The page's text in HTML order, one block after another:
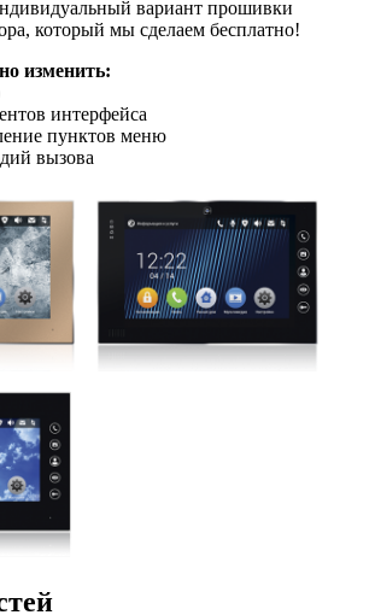
вариант прошивки
который мы сделаем бесплатно!
изменить:
интерфейса
пунктов меню
вызова